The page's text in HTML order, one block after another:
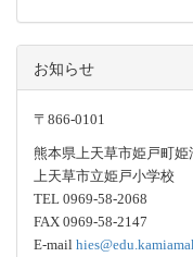
お知らせ
〒866-0101
熊本県上天草市姫戸町
上天草市立姫戸小学校
TEL 0969-58-2068
FAX 0969-58-2147
E-mail